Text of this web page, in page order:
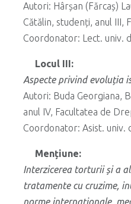
Autori: Hârșan (Fărcaș)
Cătălin, studenți, anul III,
Coordonator: Lect. univ.
Locul III:
Aspecte privind evoluția
Autori: Buda Georgiana,
anul IV, Facultatea de
Coordonator: Asist. univ.
Mențiune:
Interzicerea torturii și a
tratamente cu cruzime,
norme internaționale,